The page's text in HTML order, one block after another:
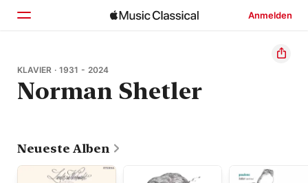
Anmelden
Startseite
Entdecken
KLAVIER · 1931 - 2024
Norman Shetler
Neueste Alben